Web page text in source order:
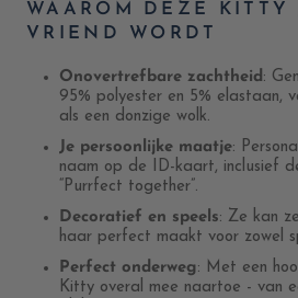
WAAROM DEZE KITTY
VRIEND WORDT
Onovertrefbare zachtheid:
95% polyester en 5% elastaan,
als een donzige wolk.
Je persoonlijke maatje:
naam op de ID-kaart, inclusief
“Purrfect together”.
Decoratief en speels: Ze kan
haar perfect maakt voor zowel
Perfect onderweg: Met een
Kitty overal mee naartoe - van